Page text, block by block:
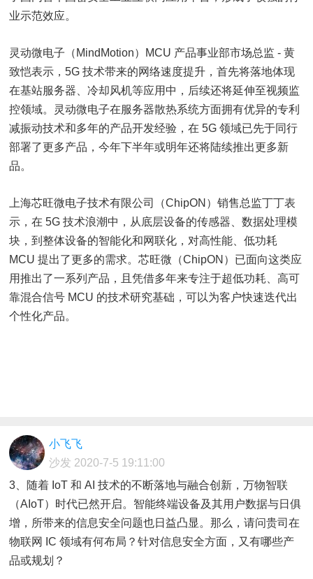
业示范效应。
灵动微电子（MindMotion）MCU 产品事业部市场总监 - 黄
致恺表示，5G 技术带来的网络速度提升，首先将落地体现
在基站服务器、冷却风机等应用中，后续还将延伸至视频监
控领域。灵动微电子在服务器散热系统方面拥有优异的专利
减振动技术和多年的产品开发经验，在 5G 领域已先于同行
部署了更多产品，今年下半年或明年还将陆续推出更多新
品。
上海芯旺微电子技术有限公司（ChipON）销售总监丁丁表
示，在 5G 技术浪潮中，从底层设备的传感器、数据处理模
块，到整体设备的智能化和网联化，对高性能、低功耗
MCU 提出了更多的需求。芯旺微（ChipON）已面向这类应
用推出了一系列产品，且凭借多年来专注于超低功耗、高可
靠混合信号 MCU 的技术研究基础，可以为客户快速迭代出
个性化产品。
小飞飞
沙发 2020-7-5 19:11:00
3、随着 IoT 和 AI 技术的不断落地与融合创新，万物智联
（AIoT）时代已然开启。智能终端设备及其用户数据与日俱
增，所带来的信息安全问题也日益凸显。那么，请问贵司在
物联网 IC 领域有何布局？针对信息安全方面，又有哪些产
品或规划？